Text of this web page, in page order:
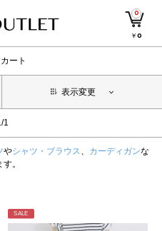
0
￥0
ート
表示変更
1
やシャツ・ブラウス、 カーディガンな
。
SALE